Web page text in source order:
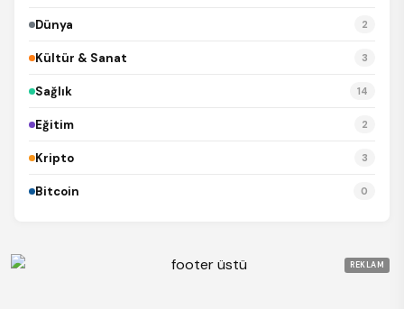
Dünya 2
Kültür & Sanat 3
Sağlık 14
Eğitim 2
Kripto 3
Bitcoin 0
REKLAM